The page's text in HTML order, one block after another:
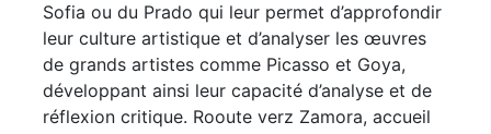
Sofia ou du Prado qui leur permet d’approfondir
leur culture artistique et d’analyser les œuvres
de grands artistes comme Picasso et Goya,
développant ainsi leur capacité d’analyse et de
réflexion critique. Rooute verz Zamora, accueil